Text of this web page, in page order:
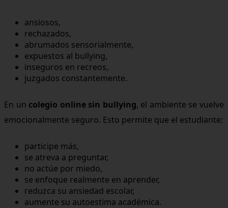
ansiosos,
rechazados,
abrumados sensorialmente,
expuestos al bullying,
inseguros en recreos,
juzgados constantemente.
En un colegio online sin bullying, el ambiente se vuelve
emocionalmente seguro. Esto permite que el estudiante:
participe más,
se atreva a preguntar,
no actúe por miedo,
se enfoque realmente en aprender,
reduzca su ansiedad escolar,
aumente su autoestima académica.